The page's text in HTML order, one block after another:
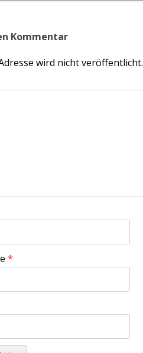
Kommentar
wird nicht veröffentlicht.
*